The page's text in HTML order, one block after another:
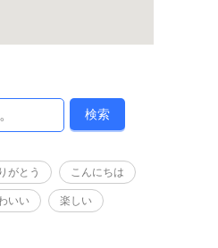
がとう こんにちは
いい 楽しい